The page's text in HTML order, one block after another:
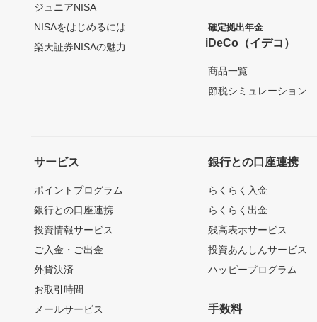
ジュニアNISA
NISAをはじめるには
楽天証券NISAの魅力
確定拠出年金
iDeCo（イデコ）
商品一覧
節税シミュレーション
サービス
ポイントプログラム
銀行との口座連携
投資情報サービス
ご入金・ご出金
外貨決済
お取引時間
メールサービス
銀行との口座連携
らくらく入金
らくらく出金
残高表示サービス
投資あんしんサービス
ハッピープログラム
手数料